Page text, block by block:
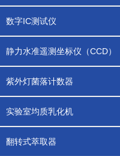
数字IC测试仪
静力水准遥测坐标仪（CCD）
紫外灯菌落计数器
实验室均质乳化机
翻转式萃取器